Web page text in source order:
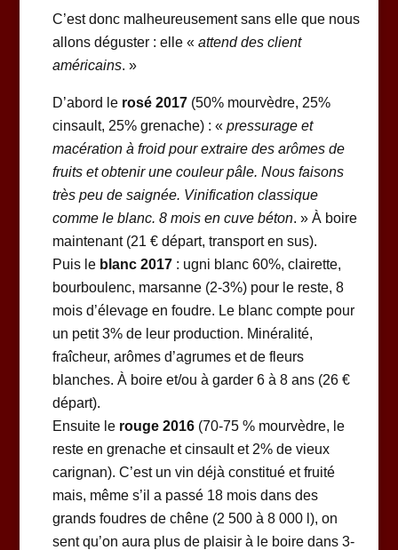
C’est donc malheureusement sans elle que nous
allons déguster : elle « attend des client
américains. »
D’abord le rosé 2017(50% mourvèdre, 25%
cinsault, 25% grenache) : « pressurage et
macération à froid pour extraire des arômes de
fruits et obtenir une couleur pâle. Nous faisons
très peu de saignée. Vinification classique
comme le blanc. 8 mois en cuve béton. » À boire
maintenant (21 € départ, transport en sus).
Puis le blanc 2017: ugni blanc 60%, clairette,
bourboulenc, marsanne (2-3%) pour le reste, 8
mois d’élevage en foudre. Le blanc compte pour
un petit 3% de leur production. Minéralité,
fraîcheur, arômes d’agrumes et de fleurs
blanches. À boire et/ou à garder 6 à 8 ans (26 €
départ).
Ensuite lerouge 2016 (70-75 % mourvèdre, le
reste en grenache et cinsault et 2% de vieux
carignan). C’est un vin déjà constitué et fruité
mais, même s’il a passé 18 mois dans des
grands foudres de chêne (2 500 à 8 000 l), on
sent qu’on aura plus de plaisir à le boire dans 3-